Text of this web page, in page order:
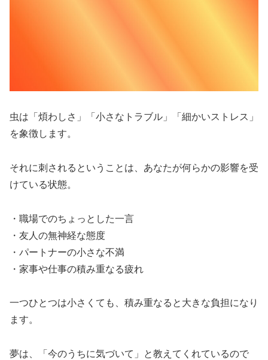
虫は「煩わしさ」「小さなトラブル」「細かいストレス」
を象徴します。
それに刺されるということは、あなたが何らかの影響を受
けている状態。
・職場でのちょっとした一言
・友人の無神経な態度
・パートナーの小さな不満
・家事や仕事の積み重なる疲れ
一つひとつは小さくても、積み重なると大きな負担になり
ます。
夢は、「今のうちに気づいて」と教えてくれているので